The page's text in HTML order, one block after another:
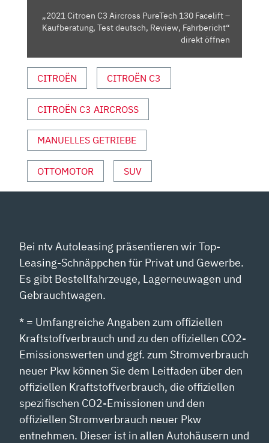
KAUFBERATUNG,
TEST
FAHRBERICHT“
VON
YOUTUBE
ANZEIGEN
„2021 Citroen C3 Aircross PureTech 130 Facelift –
Kaufberatung, Test deutsch, Review, Fahrbericht“
direkt öffnen
CITROËN CITROËN C3
CITROËN C3 AIRCROSS
MANUELLES GETRIEBE
OTTOMOTOR SUV
Bei ntv Autoleasing präsentieren wir Top-
Leasing-Schnäppchen für Privat und Gewerbe.
Es gibt Bestellfahrzeuge, Lagerneuwagen und
Gebrauchtwagen.
* = Umfangreiche Angaben zum offiziellen
Kraftstoffverbrauch und zu den offiziellen CO2-
Emissionswerten und ggf. zum Stromverbrauch
neuer Pkw können Sie dem Leitfaden über den
offiziellen Kraftstoffverbrauch, die offiziellen
spezifischen CO2-Emissionen und den
offiziellen Stromverbrauch neuer Pkw
entnehmen. Dieser ist in allen Autohäusern und